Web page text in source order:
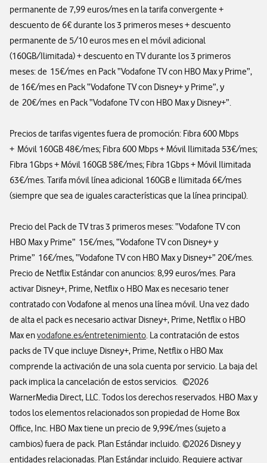
permanente de 7,99 euros/mes en la tarifa convergente +
descuento de 6€ durante los 3 primeros meses + descuento
permanente de 5/10 euros mes en el móvil adicional
(160GB/Ilimitada) + descuento en TV durante los 3 primeros
meses: de 15€/mes en Pack “Vodafone TV con HBO Max y Prime”,
de 16€/mes en Pack “Vodafone TV con Disney+ y Prime”, y
de 20€/mes en Pack “Vodafone TV con HBO Max y Disney+”.
Precios de tarifas vigentes fuera de promoción: Fibra 600 Mbps
+ Móvil 160GB 48€/mes; Fibra 600 Mbps + Móvil Ilimitada 53€/mes;
Fibra 1Gbps + Móvil 160GB 58€/mes; Fibra 1Gbps + Móvil Ilimitada
63€/mes. Tarifa móvil línea adicional 160GB e Ilimitada 6€/mes
(siempre que sea de iguales características que la línea principal).
Precio del Pack de TV tras 3 primeros meses: “Vodafone TV con
HBO Max y Prime” 15€/mes, “Vodafone TV con Disney+ y
Prime” 16€/mes, “Vodafone TV con HBO Max y Disney+” 20€/mes.
Precio de Netflix Estándar con anuncios: 8,99 euros/mes. Para
activar Disney+, Prime, Netflix o HBO Max es necesario tener
contratado con Vodafone al menos una línea móvil. Una vez dado
de alta el pack es necesario activar Disney+, Prime, Netflix o HBO
Max envodafone.es/entretenimiento. La contratación de estos
packs de TV que incluye Disney+, Prime, Netflix o HBO Max
comprende la activación de una sola cuenta por servicio. La baja del
pack implica la cancelación de estos servicios. ©2026
WarnerMedia Direct, LLC. Todos los derechos reservados. HBO Max y
todos los elementos relacionados son propiedad de Home Box
Office, Inc. HBO Max tiene un precio de 9,99€/mes (sujeto a
cambios) fuera de pack. Plan Estándar incluido. ©2026 Disney y
entidades relacionadas. Plan Estándar incluido. Requiere activar